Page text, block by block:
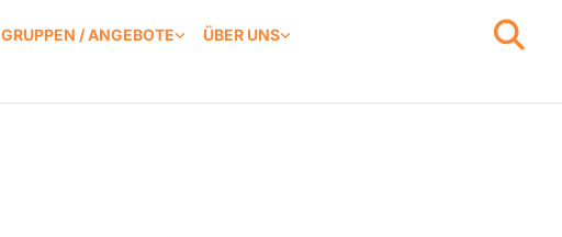
GRUPPEN / ANGEBOTE ÜBER UNS